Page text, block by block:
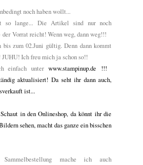
noch haben wollt...
so lange... Die Artikel sind nur noch
Vorrat reicht! Wenn weg, dann weg!!!
zum 02.Juni gültig. Denn dann kommt
Ich freu mich ja schon so!!
einfach unter www.stampinup.de
!!!
aktualisiert! Da seht ihr dann auch,
ist...
in denOnlineshop, da könnt ihr die
sehen, macht das ganze ein bisschen
mache ich auch